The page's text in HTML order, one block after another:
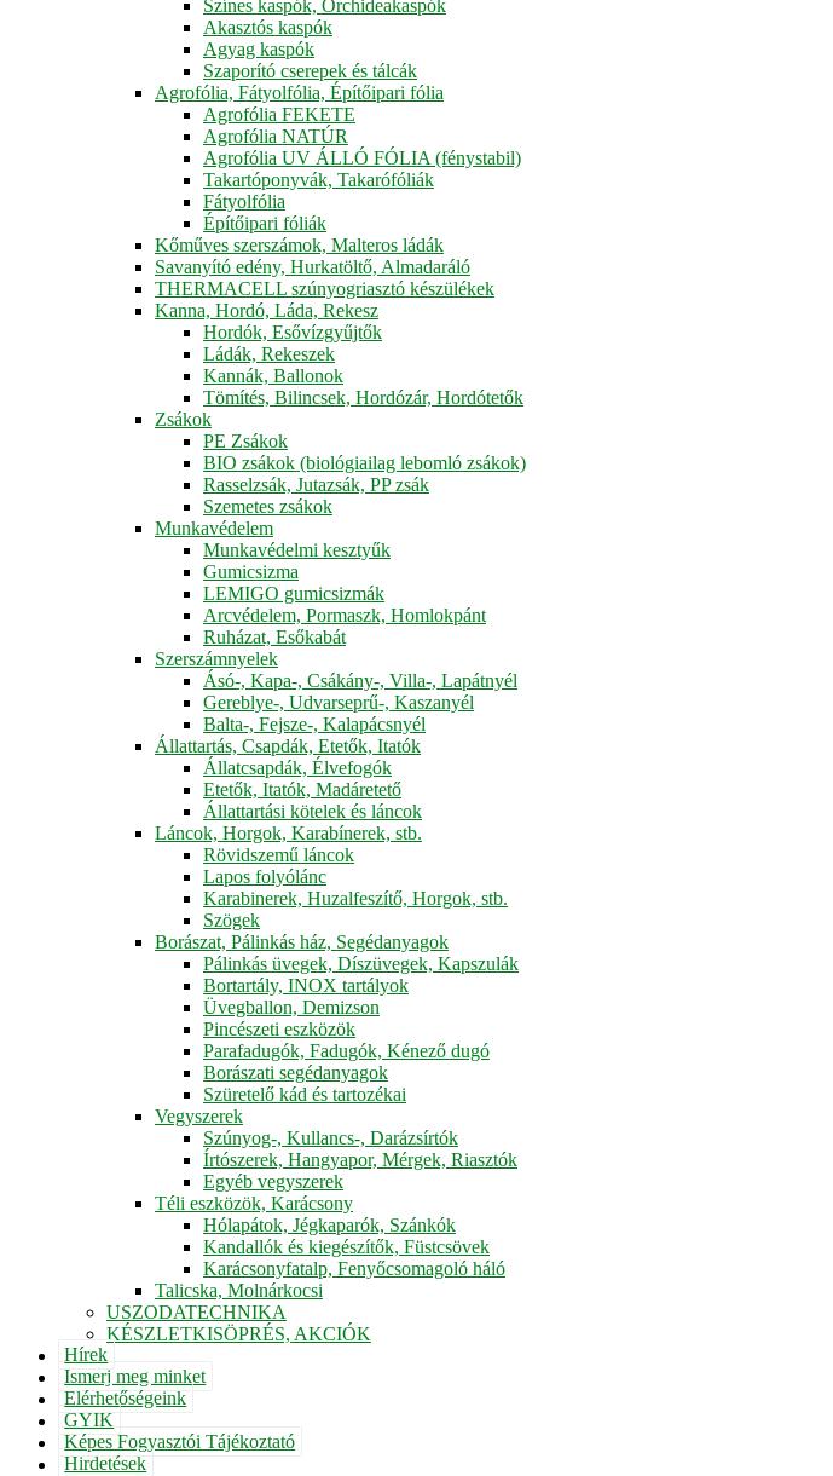
Színes kaspók, Orchideakaspók
Akasztós kaspók
Agyag kaspók
Szaporító cserepek és tálcák
Agrofólia, Fátyolfólia, Építőipari fólia
Agrofólia FEKETE
Agrofólia NATÚR
Agrofólia UV ÁLLÓ FÓLIA (fénystabil)
Takartóponyvák, Takarófóliák
Fátyolfólia
Építőipari fóliák
Kőműves szerszámok, Malteros ládák
Savanyító edény, Hurkatöltő, Almadaráló
THERMACELL szúnyogriasztó készülékek
Kanna, Hordó, Láda, Rekesz
Hordók, Esővízgyűjtők
Ládák, Rekeszek
Kannák, Ballonok
Tömítés, Bilincsek, Hordózár, Hordótetők
Zsákok
PE Zsákok
BIO zsákok (biológiailag lebomló zsákok)
Rasselzsák, Jutazsák, PP zsák
Szemetes zsákok
Munkavédelem
Munkavédelmi kesztyűk
Gumicsizma
LEMIGO gumicsizmák
Arcvédelem, Pormaszk, Homlokpánt
Ruházat, Esőkabát
Szerszámnyelek
Ásó-, Kapa-, Csákány-, Villa-, Lapátnyél
Gereblye-, Udvarseprű-, Kaszanyél
Balta-, Fejsze-, Kalapácsnyél
Állattartás, Csapdák, Etetők, Itatók
Állatcsapdák, Élvefogók
Etetők, Itatók, Madáretető
Állattartási kötelek és láncok
Láncok, Horgok, Karabínerek, stb.
Rövidszemű láncok
Lapos folyólánc
Karabinerek, Huzalfeszítő, Horgok, stb.
Szögek
Borászat, Pálinkás ház, Segédanyagok
Pálinkás üvegek, Díszüvegek, Kapszulák
Bortartály, INOX tartályok
Üvegballon, Demizson
Pincészeti eszközök
Parafadugók, Fadugók, Kénező dugó
Borászati segédanyagok
Szüretelő kád és tartozékai
Vegyszerek
Szúnyog-, Kullancs-, Darázsírtók
Írtószerek, Hangyapor, Mérgek, Riasztók
Egyéb vegyszerek
Téli eszközök, Karácsony
Hólapátok, Jégkaparók, Szánkók
Kandallók és kiegészítők, Füstcsövek
Karácsonyfatalp, Fenyőcsomagoló háló
Talicska, Molnárkocsi
USZODATECHNIKA
KÉSZLETKISÖPRÉS, AKCIÓK
Hírek
Ismerj meg minket
Elérhetőségeink
GYIK
Képes Fogyasztói Tájékoztató
Hirdetések